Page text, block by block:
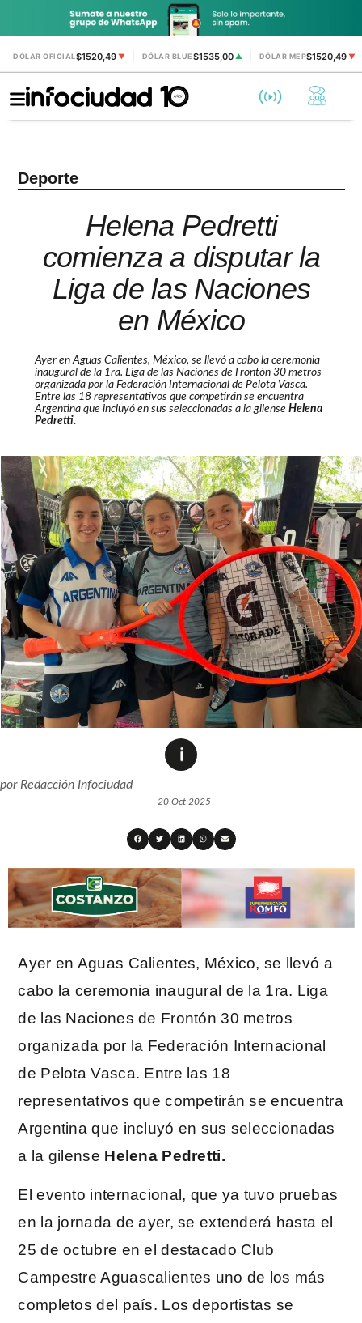
DÓLAR OFICIAL$1520,49 ▼ DÓLAR BLUE$1535,00 ▲ DÓLAR MEP$1520,49▼
Deporte
Helena Pedretti
comienza a disputar la
Liga de las Naciones
en México
Ayer en Aguas Calientes, México, se llevó a cabo la ceremonia
inaugural de la 1ra. Liga de las Naciones de Frontón 30 metros
organizada por la Federación Internacional de Pelota Vasca.
Entre las 18 representativos que competirán se encuentra
Argentina que incluyó en sus seleccionadas a la gilense Helena
Pedretti.
porRedacción Infociudad
20 Oct 2025
Ayer en Aguas Calientes, México, se llevó a
cabo la ceremonia inaugural de la 1ra. Liga
de las Naciones de Frontón 30 metros
organizada por la Federación Internacional
de Pelota Vasca. Entre las 18
representativos que competirán se encuentra
Argentina que incluyó en sus seleccionadas
a la gilense Helena Pedretti.
El evento internacional, que ya tuvo pruebas
en la jornada de ayer, se extenderá hasta el
25 de octubre en el destacado Club
Campestre Aguascalientes uno de los más
completos del país. Los deportistas se